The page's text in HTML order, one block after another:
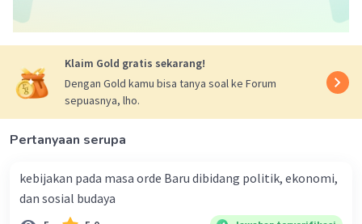
Iklan
Salsabila M
Menggambar model pada dasarnya mirip dengan
menggambar:
Ketika kita menggambar model, terutama
dalam konteks seni atau desain, model yang
paling umum digunakan adalah manusia. Ini
karena manusia sering menjadi subjek utama
Klaim Gold gratis sekarang!
Dengan Gold kamu bisa tanya soal ke Forum
sepuasnya, lho.
Pertanyaan serupa
kebijakan pada masa orde Baru dibidang politik, ekonomi,
dan sosial budaya